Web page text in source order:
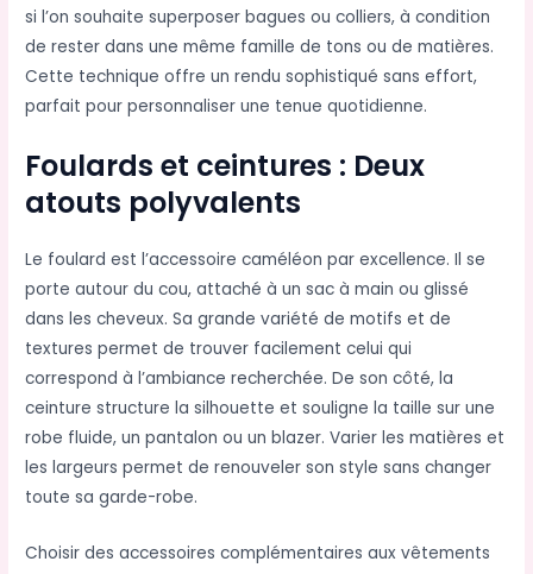
si l’on souhaite superposer bagues ou colliers, à condition
de rester dans une même famille de tons ou de matières.
Cette technique offre un rendu sophistiqué sans effort,
parfait pour personnaliser une tenue quotidienne.
Foulards et ceintures : Deux
atouts polyvalents
Le foulard est l’accessoire caméléon par excellence. Il se
porte autour du cou, attaché à un sac à main ou glissé
dans les cheveux. Sa grande variété de motifs et de
textures permet de trouver facilement celui qui
correspond à l’ambiance recherchée. De son côté, la
ceinture structure la silhouette et souligne la taille sur une
robe fluide, un pantalon ou un blazer. Varier les matières et
les largeurs permet de renouveler son style sans changer
toute sa garde-robe.
Choisir des accessoires complémentaires aux vêtements